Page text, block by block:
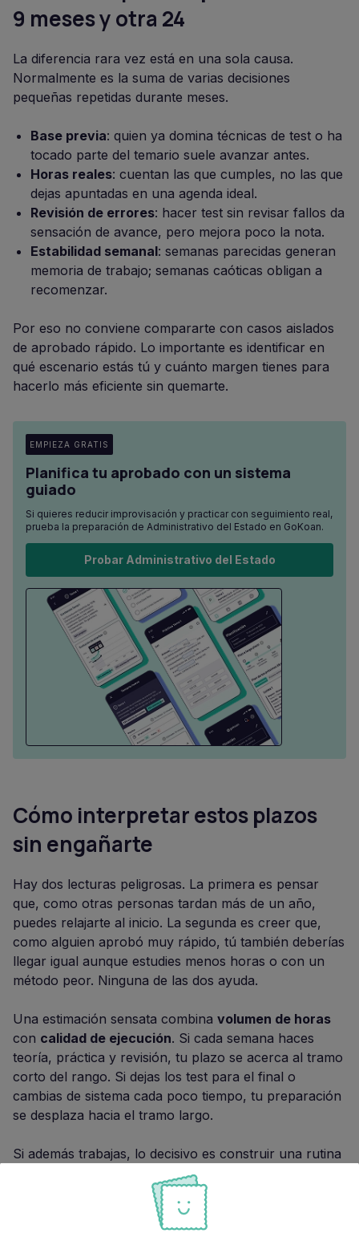
9 meses y otra 24
La diferencia rara vez está en una sola causa.
Normalmente es la suma de varias decisiones
pequeñas repetidas durante meses.
Base previa: quien ya domina técnicas de test o ha
tocado parte del temario suele avanzar antes.
Horas reales: cuentan las que cumples, no las que
dejas apuntadas en una agenda ideal.
Revisión de errores: hacer test sin revisar fallos da
sensación de avance, pero mejora poco la nota.
Estabilidad semanal: semanas parecidas generan
memoria de trabajo; semanas caóticas obligan a
recomenzar.
Por eso no conviene compararte con casos aislados
de aprobado rápido. Lo importante es identificar en
qué escenario estás tú y cuánto margen tienes para
hacerlo más eficiente sin quemarte.
EMPIEZA GRATIS
Planifica tu aprobado con un sistema
guiado
Si quieres reducir improvisación y practicar con seguimiento real,
prueba la preparación de Administrativo del Estado en GoKoan.
Probar Administrativo del Estado
Cómo interpretar estos plazos
sin engañarte
Hay dos lecturas peligrosas. La primera es pensar
que, como otras personas tardan más de un año,
puedes relajarte al inicio. La segunda es creer que,
como alguien aprobó muy rápido, tú también deberías
llegar igual aunque estudies menos horas o con un
método peor. Ninguna de las dos ayuda.
Una estimación sensata combina volumen de horas
con calidad de ejecución. Si cada semana haces
teoría, práctica y revisión, tu plazo se acerca al tramo
corto del rango. Si dejas los test para el final o
cambias de sistema cada poco tiempo, tu preparación
se desplaza hacia el tramo largo.
Si además trabajas, lo decisivo es construir una rutina
sostenible. Este artículo sobre
estudio para Auxiliar Administrativo del Estado
muestra bien cómo convertir horas sueltas en avance